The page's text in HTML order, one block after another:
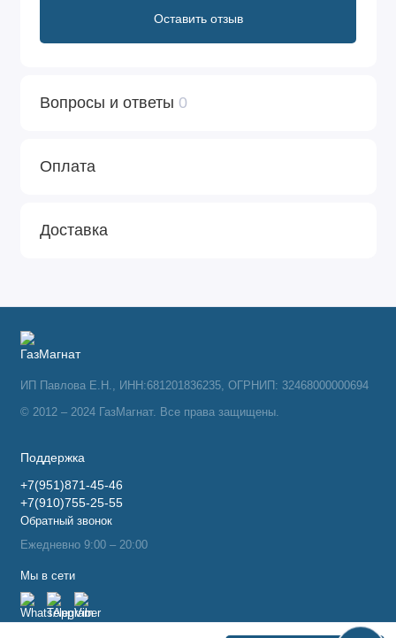
Оставить отзыв
Вопросы и ответы 0
Оплата
Доставка
ИП Павлова Е.Н., ИНН:681201836235, ОГРНИП: 32468000000694
© 2012 – 2024 ГазМагнат. Все права защищены.
Поддержка
+7(951)871-45-46
+7(910)755-25-55
Обратный звонок
Ежедневно 9:00 – 20:00
Мы в сети